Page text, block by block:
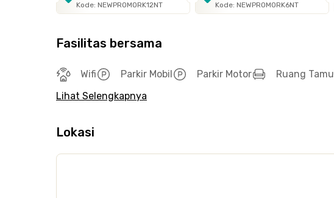
Kode: NEWPROMORK12NT
Kode: NEWPROMORK6NT
Fasilitas bersama
Wifi Parkir Mobil Parkir Motor Ruang Tamu
Lihat Selengkapnya
Lokasi